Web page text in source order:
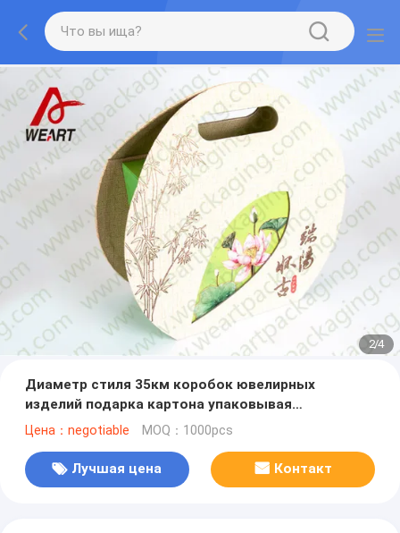
3/4
Диаметр стиля 35км коробок ювелирных
изделий подарка картона упаковывая
упаковывая новый
Цена：negotiable MOQ：1000pcs
Лучшая цена Контакт